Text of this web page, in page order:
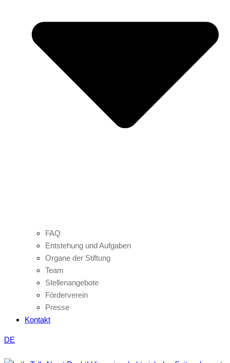
FAQ
Entstehung und Aufgaben
Organe der Stiftung
Team
Stellenangebote
Förderverein
Presse
Kontakt
DE